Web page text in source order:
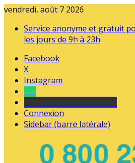
vendredi, août 7 2026
Service anonyme et gratuit
les jours de 9h à 23h
Facebook
X
Instagram
Connexion
Sidebar (barre latérale)